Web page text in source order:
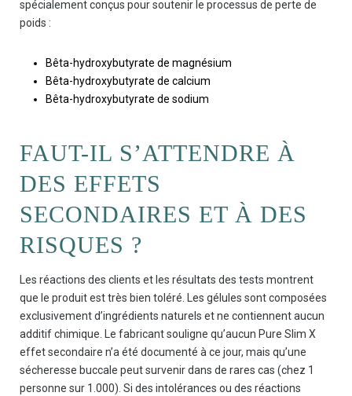
spécialement conçus pour soutenir le processus de perte de
poids :
Bêta-hydroxybutyrate de magnésium
Bêta-hydroxybutyrate de calcium
Bêta-hydroxybutyrate de sodium
FAUT-IL S’ATTENDRE À
DES EFFETS
SECONDAIRES ET À DES
RISQUES ?
Les réactions des clients et les résultats des tests montrent
que le produit est très bien toléré. Les gélules sont composées
exclusivement d’ingrédients naturels et ne contiennent aucun
additif chimique. Le fabricant souligne qu’aucun Pure Slim X
effet secondaire n’a été documenté à ce jour, mais qu’une
sécheresse buccale peut survenir dans de rares cas (chez 1
personne sur 1.000). Si des intolérances ou des réactions